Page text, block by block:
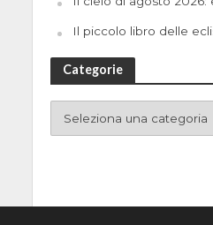
Il piccolo libro delle
Categorie